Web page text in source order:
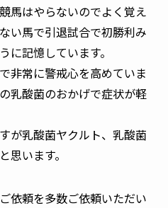
馬はやらないのでよく覚え
い馬で引退試合で初勝利み
に記憶しています。
非常に警戒心を高めていま
乳酸菌のおかげで症状が軽
が乳酸菌ヤクルト、乳酸菌
思います。
依頼を多数ご依頼いただい